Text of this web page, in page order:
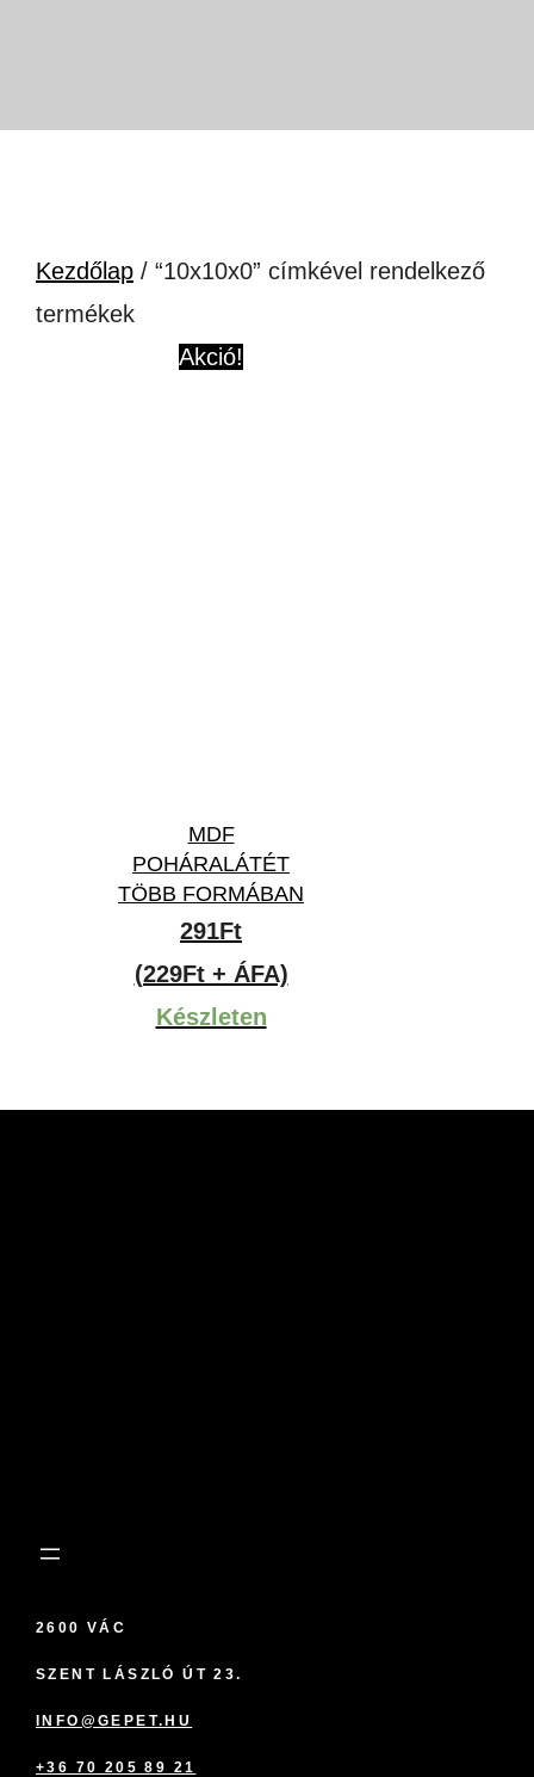
Kezdőlap / “10x10x0” címkével rendelkező
termékek
Akció!
MDF
POHÁRALÁTÉT
TÖBB FORMÁBAN
291Ft
(229Ft + ÁFA)
Készleten
2600 VÁC
SZENT LÁSZLÓ ÚT 23.
INFO@GEPET.HU
+36 70 205 89 21